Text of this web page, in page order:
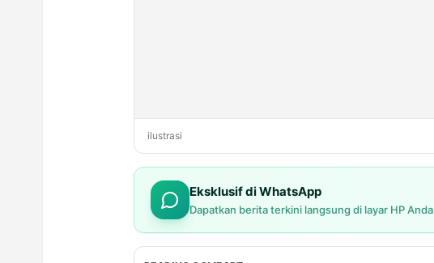
ilustrasi
Eksklusif di WhatsApp
Dapatkan berita terkini langsung di layar HP Anda